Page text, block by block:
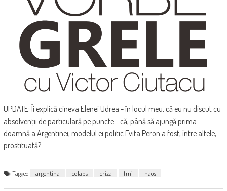
UPDATE: Îi explică cineva Elenei Udrea - în locul meu, că eu nu discut cu
absolvenţii de particulară pe puncte - că, până să ajungă prima
doamnă a Argentinei, modelul ei politic Evita Peron a fost, între altele,
prostituată?
Tagged argentina colaps criza fmi haos